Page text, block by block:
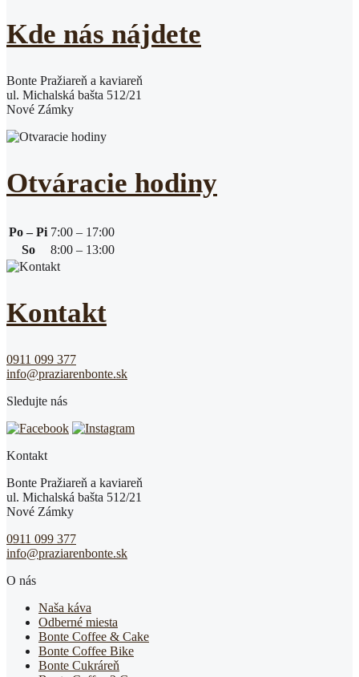
Kde nás nájdete
Bonte Pražiareň a kaviareň
ul. Michalská bašta 512/21
Nové Zámky
Otváracie hodiny
Po – Pi 7:00 – 17:00
So
8:00 – 13:00
Kontakt
0911 099 377
info@praziarenbonte.sk
Sledujte nás
Kontakt
Bonte Pražiareň a kaviareň
ul. Michalská bašta 512/21
Nové Zámky
0911 099 377
info@praziarenbonte.sk
O nás
Naša káva
Odberné miesta
Bonte Coffee & Cake
Bonte Coffee Bike
Bonte Cukráreň